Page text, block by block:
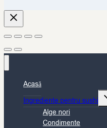
Acasă
Ingrediente pentru sushi
Alge nori
Condimente